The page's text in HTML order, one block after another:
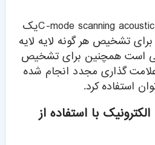
C-mode scanning acoustic microscopy (C-SAM)یک
تشخیص هر گونه لایه لایه
است همچنین برای تشخیص
گذاری مجدد انجام شده
استفاده کرد.
با استفاده از